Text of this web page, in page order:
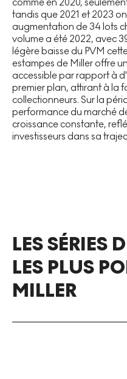
tandis que 2021 et 2023
augmentation de 34 lots
volume a été 2022, avec
légère baisse du PVM
estampes de Miller offre
accessible par rapport à
premier plan, attirant à la
collectionneurs. Sur la
performance du marché
croissance constante,
investisseurs dans sa
LES SÉRIES
LES PLUS
MILLER